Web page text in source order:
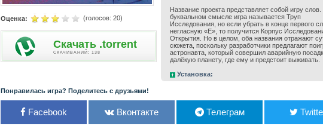
Оценка: (голосов: 20)
Скачать .torrent
CКАЧИВАНИЙ: 138
Название проекта представляет собой игру слов.
буквальном смысле игра называется Труп
Исследования, но если убрать в конце первого
негласную «E», то получится Корпус
Открытия. Но в целом, оба названия отражают
сюжета, поскольку разработчики предлагают
астронавта, который совершил аварийную
далёкую планету, где ему и предстоит выживать.
Установка:
Понравилась игра? Поделитесь с друзьями!
Facebook Вконтакте Телеграм